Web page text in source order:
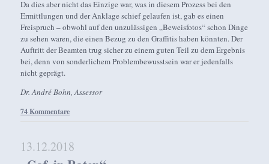
Da dies aber nicht das Einzige war, was in diesem Prozess bei den
Ermittlungen und der Anklage schief gelaufen ist, gab es einen
Freispruch – obwohl auf den unzulässigen „Beweisfotos“ schon Dinge
zu sehen waren, die einen Bezug zu den Graffitis haben könnten. Der
Auftritt der Beamten trug sicher zu einem guten Teil zu dem Ergebnis
bei, denn von sonderlichem Problembewusstsein war er jedenfalls
nicht geprägt.
Dr. André Bohn, Assessor
74 Kommentare
13.12.2018